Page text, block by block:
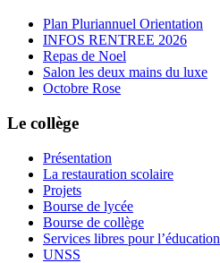
Plan Pluriannuel Orientation
INFOS RENTREE 2026
Repas de Noel
Salon les deux mains du luxe
Octobre Rose
Le collège
Présentation
La restauration scolaire
Projets
Bourse de lycée
Bourse de collège
Services libres pour l’éducation
UNSS